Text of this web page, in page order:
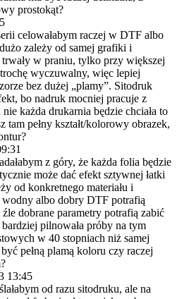
prostokąt?
celowałabym raczej w DTF albo
zależy od samej grafiki i
w praniu, tylko przy większej
wyczuwalny, więc lepiej
bez dużej „plamy”. Sitodruk
bo nadruk mocniej pracuje z
każda drukarnia będzie chciała to
tam pełny kształt/kolorowy obrazek,
z góry, że każda folia będzie
może dać efekt sztywnej łatki
od konkretnego materiału i
albo dobry DTF potrafią
dobrane parametry potrafią zabić
pilnowała próby na tym
w 40 stopniach niż samej
pełną plamą koloru czy raczej
13:45
od razu sitodruku, ale na